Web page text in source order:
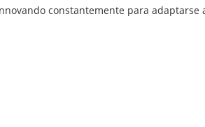
constantemente para